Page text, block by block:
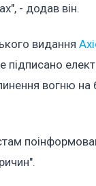
- додав він.
видання
підписано
вогню на